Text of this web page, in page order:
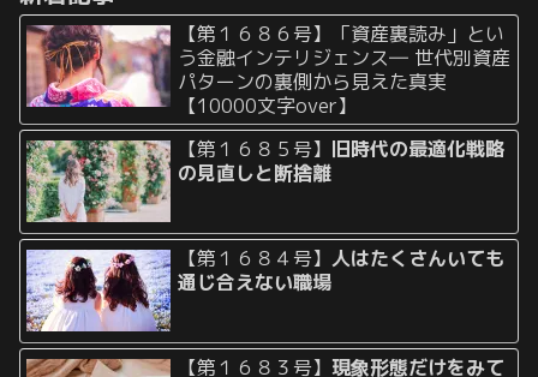
必...
【第１６８６号】「資産裏読み」とい
う金融インテリジェンス― 世代別資産
パターンの裏側から見えた真実
【10000文字over】
【第１６８５号】 旧時代の最適化戦略
の見直しと断捨離
【第１６８４号】人はたくさんいても
通じ合えない職場
【第１６８３号】現象形態だけをみて